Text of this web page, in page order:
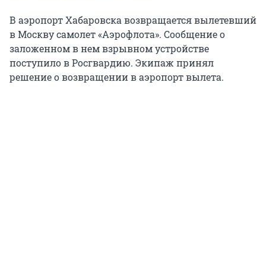
В аэропорт Хабаровска возвращается вылетевший
в Москву самолет «Аэрофлота». Сообщение о
заложенном в нем взрывном устройстве
поступило в Росгвардию. Экипаж принял
решение о возвращении в аэропорт вылета.